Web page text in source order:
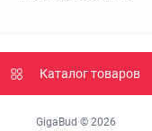
Каталог товаров
GigaBud © 2026